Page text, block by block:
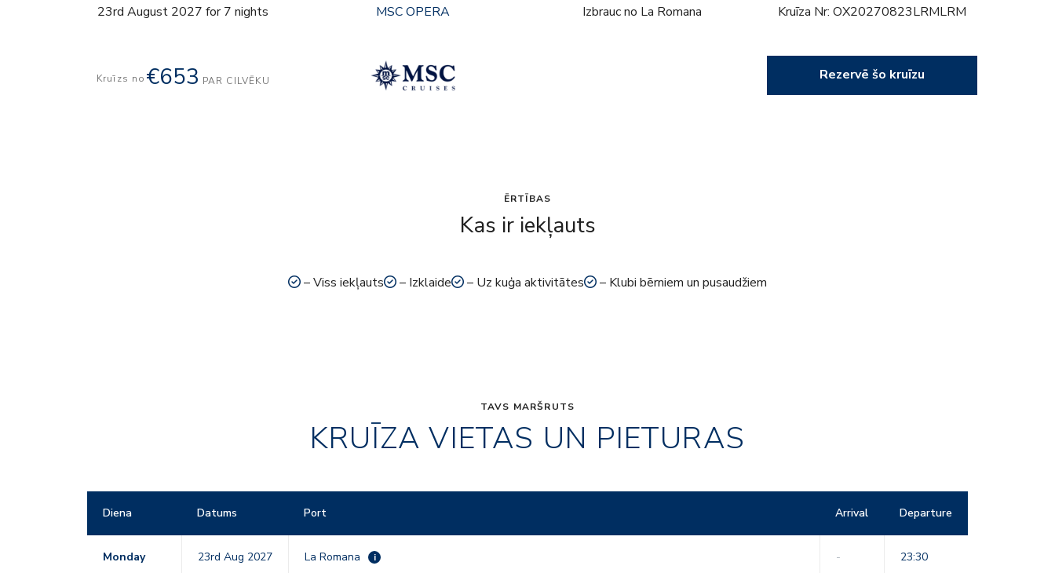
23rd August 2027 for 7 nights MSC OPERA Izbrauc no La Romana Kruīza Nr: OX20270823LRMLRM
Kruīzs no €653 PAR CILVĒKU Rezervē šo kruīzu
ĒRTĪBAS
Kas ir iekļauts
– Viss iekļauts – Izklaide – Uz kuģa aktivitātes – Klubi bērniem un pusaudžiem
TAVS MARŠRUTS
KRUĪZA VIETAS UN PIETURAS
Diena Datums Port Arrival Departure
Monday 23rd Aug 2027 La Romana i - 23:30